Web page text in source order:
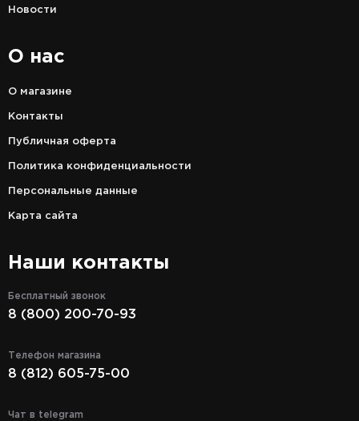
Новости
О нас
О магазине
Контакты
Публичная оферта
Политика конфиденциальности
Персональные данные
Карта сайта
Наши контакты
Бесплатный звонок
8 (800) 200-70-93
Телефон магазина
8 (812) 605-75-00
Чат в telegram